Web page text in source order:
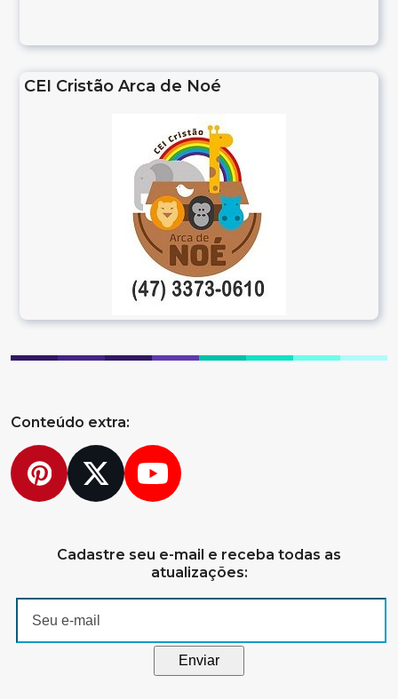
CEI Cristão Arca de Noé
Conteúdo extra:
Pinterest
TwitterYouTube
Cadastre seu e-mail e receba todas as
atualizações: